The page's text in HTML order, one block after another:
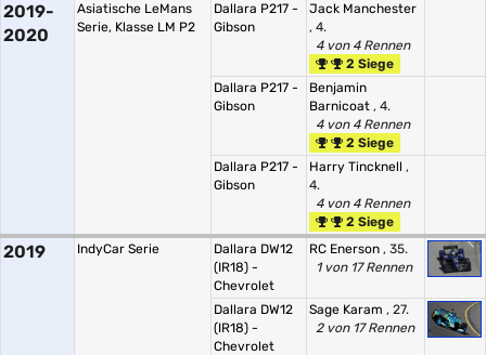
2019-
2020
Asiatische LeMans
Serie, Klasse LM P2
Dallara P217 -
Gibson
Jack Manchester
, 4.
4 von 4 Rennen
2 Siege
Dallara P217 -
Gibson
Benjamin
Barnicoat , 4.
4 von 4 Rennen
2 Siege
Dallara P217 -
Gibson
Harry Tincknell ,
4.
4 von 4 Rennen
2 Siege
2019 IndyCar Serie
Dallara DW12
(IR18) -
Chevrolet
RC Enerson , 35.
1 von 17 Rennen
Dallara DW12
(IR18) -
Chevrolet
Sage Karam , 27.
2 von 17 Rennen